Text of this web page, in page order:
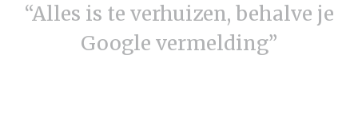
“Alles is te verhuizen, behalve je
Google vermelding”